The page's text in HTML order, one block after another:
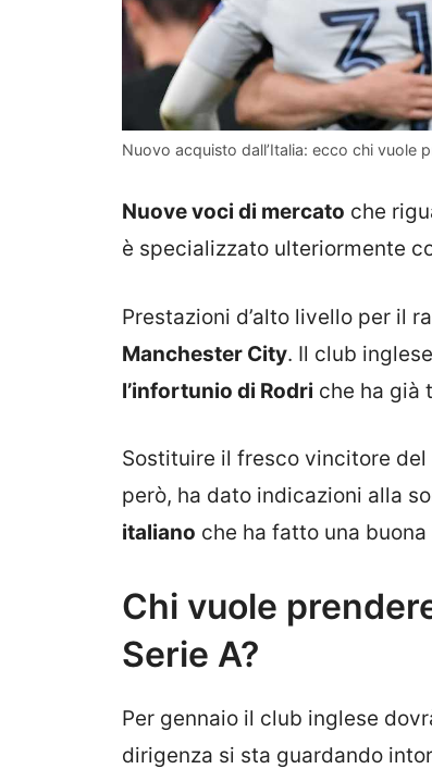
Nuovo acquisto dall’Italia: ecco chi vuole
Nuove voci di mercato che
è specializzato ulteriormente
Prestazioni d’alto livello per il
Manchester City. Il club
l’infortunio di Rodri che ha già
Sostituire il fresco vincitore del
però, ha dato indicazioni alla
italiano che ha fatto una
Chi vuole
Serie A?
Per gennaio il club inglese
dirigenza si sta guardando